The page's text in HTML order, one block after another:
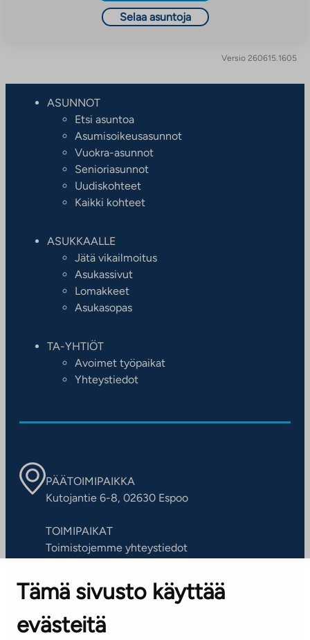
Tämä sivusto käyttää
evästeitä
Selaa asuntoja
Versio 260615.1605
ASUNNOT
Etsi asuntoa
Asumisoikeusasunnot
Vuokra-asunnot
Senioriasunnot
Uudiskohteet
Kaikki kohteet
ASUKKAALLE
Jätä vikailmoitus
Asukassivut
Lomakkeet
Asukasopas
TA-YHTIÖT
Avoimet työpaikat
Yhteystiedot
PÄÄTOIMIPAIKKA
Kutojantie 6-8, 02630 Espoo
TOIMIPAIKAT
Toimistojemme yhteystiedot
ASIAKASPALVELUKESKUS
Puh. 045 7734 3777
(arkisin klo 8-16)